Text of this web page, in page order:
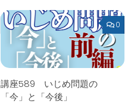
0
講座589 いじめ問題の
「今」と「今後」